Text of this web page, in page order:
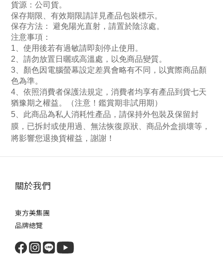
貨源：公司貨。
保存期限、有效期限請詳見產品包裝標示。
保存方法： 避免陽光直射，請置於陰涼處。
注意事項：
1 、使用後若有過敏請即刻停止使用。
2 、請勿放置日曬或高溫處，以免商品變質。
3 、顏色因電腦螢幕設定差異會略有不同，以實際商品顏
色為準。
4 、依照消費者保護法規定，消費者均享有產品到貨七天
猶豫期之權益。（注意！鑑賞期非試用期）
5 、此商品為私人消耗性產品，請保持外包裝及保留封
膜，已拆封或使用過、無法恢復原狀、商品外盒損壞等，
將影響您退換貨權益，謝謝！
關於我們
東方美集團
品牌總覽